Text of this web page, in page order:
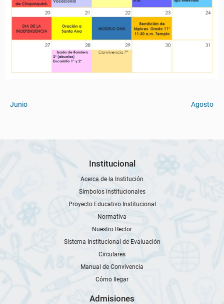
Junio Agosto
Institucional
Acerca de la Institución
Símbolos institucionales
Proyecto Educativo Institucional
Normativa
Nuestro Rector
Sistema Institucional de Evaluación
Circulares
Manual de Convivencia
Cómo llegar
Admisiones